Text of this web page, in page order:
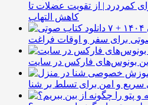
کمردرد | از تقویت عضلات تا
کاهش التهاب
۷ کتاب صوتی برای تابستان ۱۴۰۴ +
برای سفر و اوقات فراغت
سریع و امن برای تسلط بر شنا